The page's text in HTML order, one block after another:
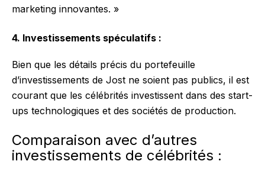
marketing innovantes. »
4. Investissements spéculatifs :
Bien que les détails précis du portefeuille
d’investissements de Jost ne soient pas publics, il est
courant que les célébrités investissent dans des start-
ups technologiques et des sociétés de production.
Comparaison avec d’autres
investissements de célébrités :